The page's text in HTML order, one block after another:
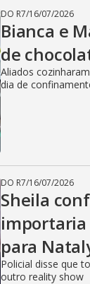
DO R7/16/07/2026
Bianca e
de
Aliados
dia de
DO R7/16/07/2026
Sheila
importaria
para
Policial disse que
outro reality show